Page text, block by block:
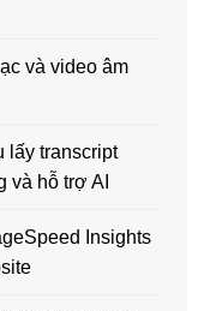
và video âm
lấy transcript
và hỗ trợ AI
Insights